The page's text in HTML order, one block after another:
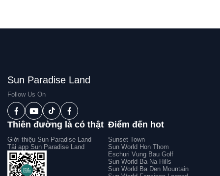
Sun Paradise Land
Follow Us On
Thiên đường là có thật
Giới thiệu Sun Paradise Land
Tải app Sun Paradise Land
Điểm đến hot
Sunset Town
Sun World Hon Thom
Eschuri Vung Bau Golf
Sun World Ba Na Hills
Sun World Ba Den Mountain